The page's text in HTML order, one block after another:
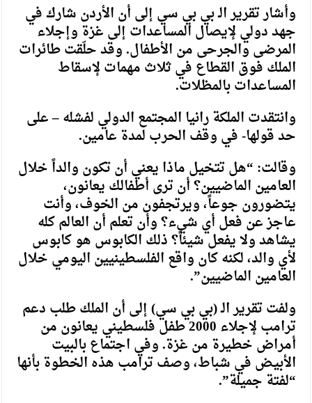
وأشار تقرير الـ بي بي سي إلى أن الأردن شارك في
جهد دولي لإيصال المساعدات إلى غزة وإجلاء
المرضى والجرحى من الأطفال. وقد حلّقت طائرات
الملك فوق القطاع في ثلاث مهمات لإسقاط
المساعدات بالمظلات.
وانتقدت الملكة رانيا المجتمع الدولي لفشله – على
حد قولها- في وقف الحرب لمدة عامين.
وقالت: “هل تتخيل ماذا يعني أن تكون والداً خلال
العامين الماضيين؟ أن ترى أطفالك يعانون،
يتضورون جوعاً، ويرتجفون من الخوف، وأنت
عاجز عن فعل أي شيء؟ وأن تعلم أن العالم كله
يشاهد ولا يفعل شيئاً؟ ذلك الكابوس هو كابوس
لأي والد، لكنه كان واقع الفلسطينيين اليومي خلال
العامين الماضيين”.
ولفت تقرير الـ (بي بي سي) إلى أن الملك طلب دعم
ترامب لإجلاء 2000 طفل فلسطيني يعانون من
أمراض خطيرة من غزة. وفي اجتماع بالبيت
الأبيض في شباط، وصف ترامب هذه الخطوة بأنها
“لفتة جميلة”.